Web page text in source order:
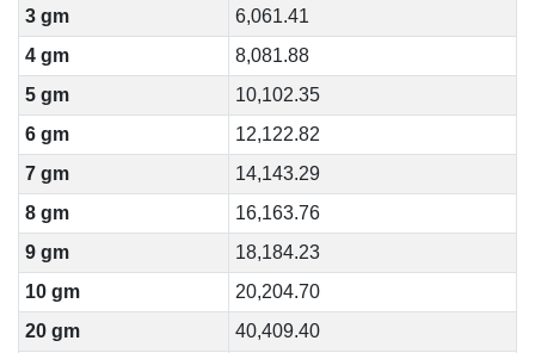
3 gm
6,061.41
4 gm
8,081.88
5 gm
10,102.35
6 gm
12,122.82
7 gm
14,143.29
8 gm
16,163.76
9 gm
18,184.23
10 gm
20,204.70
20 gm
40,409.40